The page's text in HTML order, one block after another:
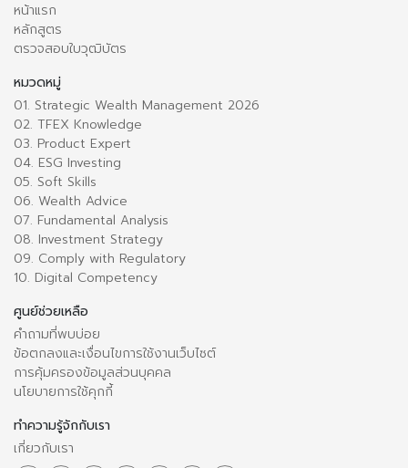
หน้าแรก
หลักสูตร
ตรวจสอบใบวุฒิบัตร
หมวดหมู่
01. Strategic Wealth Management 2026
02. TFEX Knowledge
03. Product Expert
04. ESG Investing
05. Soft Skills
06. Wealth Advice
07. Fundamental Analysis
08. Investment Strategy
09. Comply with Regulatory
10. Digital Competency
ศูนย์ช่วยเหลือ
คำถามที่พบบ่อย
ข้อตกลงและเงื่อนไขการใช้งานเว็บไซต์
การคุ้มครองข้อมูลส่วนบุคคล
นโยบายการใช้คุกกี้
ทำความรู้จักกับเรา
เกี่ยวกับเรา